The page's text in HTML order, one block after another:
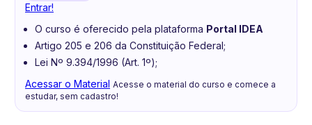
Entrar!
O curso é oferecido pela plataforma Portal IDEA
Artigo 205 e 206 da Constituição Federal;
Lei Nº 9.394/1996 (Art. 1º);
Acessar o Material Acesse o material do curso e comece a
estudar, sem cadastro!